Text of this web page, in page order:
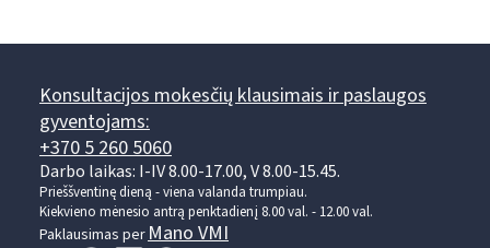
Konsultacijos mokesčių klausimais ir paslaugos
gyventojams:
+370 5 260 5060
Darbo laikas: I-IV 8.00-17.00, V 8.00-15.45.
Prieššventinę dieną - viena valanda trumpiau.
Kiekvieno mėnesio antrą penktadienį 8.00 val. - 12.00 val.
Paklausimas per Mano VMI